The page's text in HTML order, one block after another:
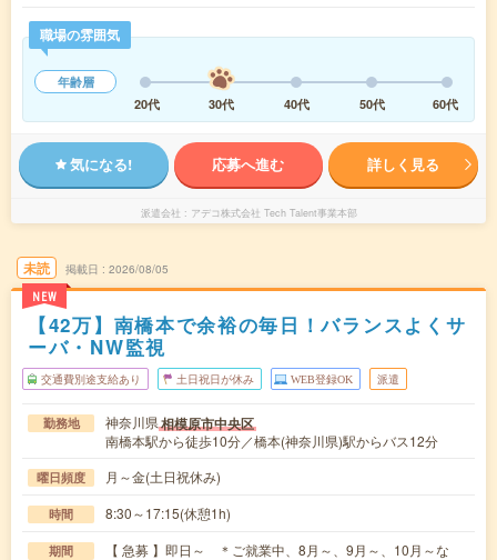
職場の雰囲気
年齢層
20代
30代 40代 50代 60代
気になる! 応募へ進む 詳しく見る
派遣会社 アデコ株式会社 Tech Talent事業本部
未読
NEW
掲載日 2026/08/05
【42万】南橋本で余裕の毎日！バランスよくサ
ーバ・NW監視
交通費別途支給あり 土日祝日が休み WEB登録OK 派遣
勤務地 神奈川県相模原市中央区
南橋本駅から徒歩10分／橋本(神奈川県)駅からバス12分
曜日頻度 月～金(土日祝休み)
時間 8:30～17:15(休憩1h)
期間
【 急募 】即日～ ＊ご就業中、8月～、9月～、10月～な